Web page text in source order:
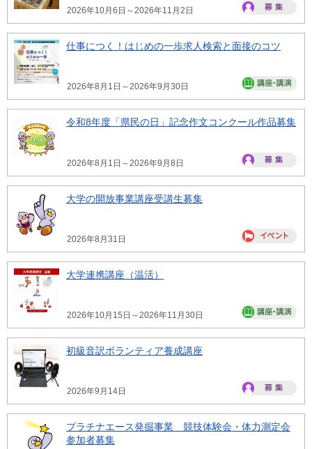
2026年10月6日～2026年11月2日
仕事につく！はじめの一歩求人検索と面接のコツ
2026年8月1日～2026年9月30日
令和8年度「県民の日」記念作文コンクール作品募集
2026年8月1日～2026年9月8日
大学の開放事業講座受講生募集
2026年8月31日
大学連携講座（温活）
2026年10月15日～2026年11月30日
初級音訳ボランティア養成講座
2026年9月14日
プラチナエース発掘事業 競技体験会・体力測定会
参加者募集